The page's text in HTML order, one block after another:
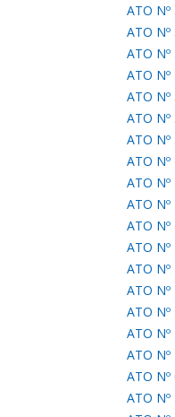
ATO
ATO
ATO
ATO
ATO
ATO
ATO
ATO
ATO
ATO
ATO
ATO
ATO
ATO
ATO
ATO
ATO
ATO Nº
ATO